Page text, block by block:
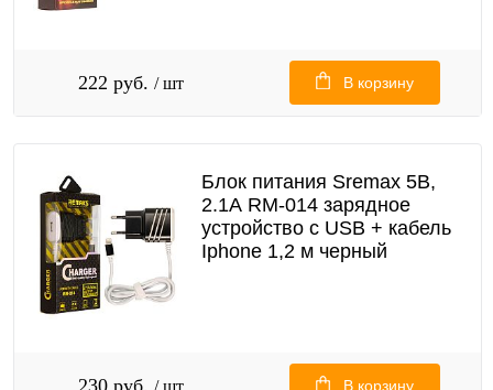
222 руб. / шт В корзину
Блок питания Sremax 5В,
2.1А RM-014 зарядное
устройство с USB + кабель
Iphone 1,2 м черный
В корзину